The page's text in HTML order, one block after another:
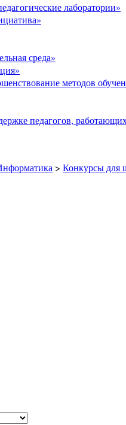
лаборатории»
среда»
методов
педагогов,
> Конкурсы для